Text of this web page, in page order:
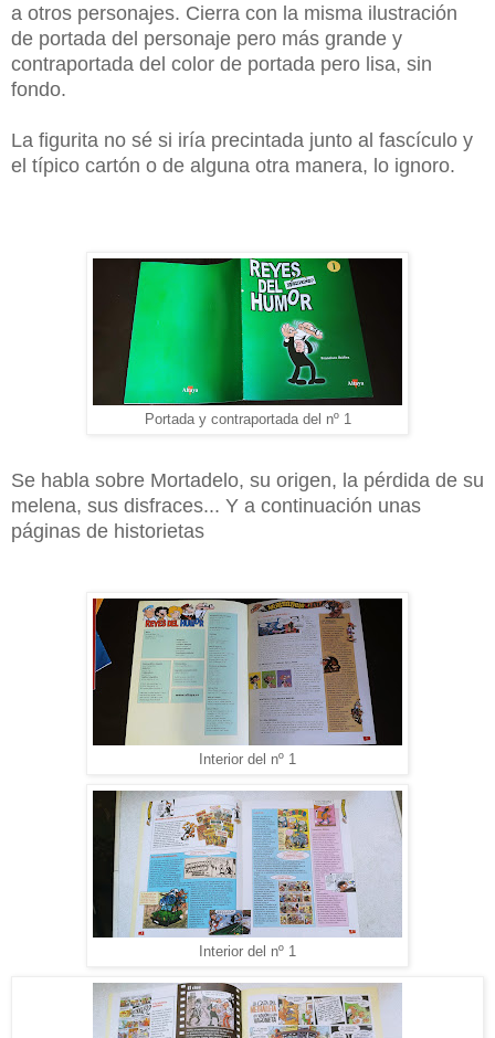
a otros personajes. Cierra con la misma ilustración
de portada del personaje pero más grande y
contraportada del color de portada pero lisa, sin
fondo.
La figurita no sé si iría precintada junto al fascículo y
el típico cartón o de alguna otra manera, lo ignoro.
Portada y contraportada del nº 1
Se habla sobre Mortadelo, su origen, la pérdida de su
melena, sus disfraces... Y a continuación unas
páginas de historietas
Interior del nº 1
Interior del nº 1